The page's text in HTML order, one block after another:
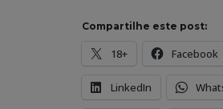
Compartilhe este post:
18+ Facebook
LinkedIn